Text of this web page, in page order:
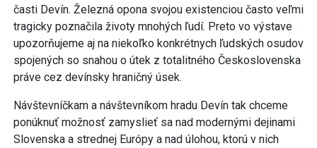
časti Devín. Železná opona svojou existenciou často veľmi
tragicky poznačila životy mnohých ľudí. Preto vo výstave
upozorňujeme aj na niekoľko konkrétnych ľudských osudov
spojených so snahou o útek z totalitného Československa
práve cez devínsky hraničný úsek.
Návštevníčkam a návštevníkom hradu Devín tak chceme
ponúknuť možnosť zamyslieť sa nad modernými dejinami
Slovenska a strednej Európy a nad úlohou, ktorú v nich